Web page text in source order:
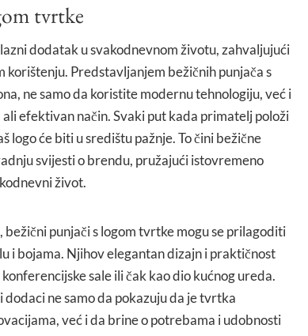
tvrtke
dodatak u svakodnevnom životu, zahvaljujući
Predstavljanjem bežičnih punjača s
ne samo da koristite modernu tehnologiju, već i
efektivan način. Svaki put kada primatelj položi
logo će biti u središtu pažnje. To čini bežične
svijesti o brendu, pružajući istovremeno
život.
bežični punjači s logom tvrtke mogu se prilagoditi
i bojama. Njihov elegantan dizajn i praktičnost
sale ili čak kao dio kućnog ureda.
ne samo da pokazuju da je tvrtka
već i da brine o potrebama i udobnosti